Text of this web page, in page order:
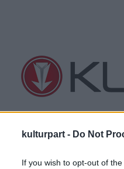
kulturpart - Do Not
If you wish to opt-out of